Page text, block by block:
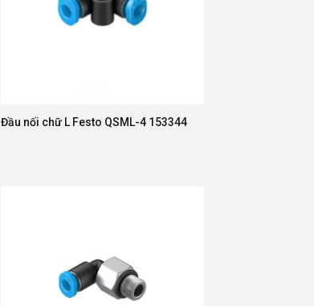
Đầu nối chữ L Festo QSML-4 153344